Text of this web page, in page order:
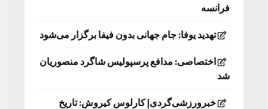
فرانسه
تهدید یوفا: جام جهانی بدون فیفا برگزار می‌شود
اختصاصی: مدافع پرسپولیس شاگرد منصوریان
شد
خبرورزشی‌گردی| کارلوس کیروش: تاریخ